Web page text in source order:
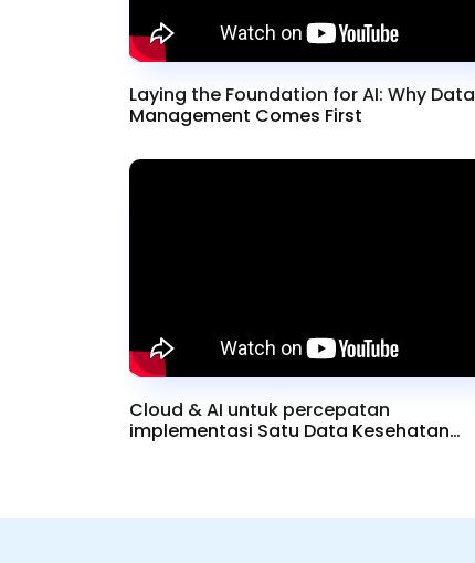
Laying the Foundation for AI: Why Data
Management Comes First
Cloud & AI untuk percepatan
implementasi Satu Data Kesehatan